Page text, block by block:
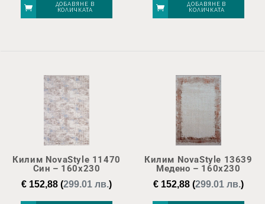
ДОБАВЯНЕ В
КОЛИЧКАТА
ДОБАВЯНЕ В
КОЛИЧКАТА
Килим NovaStyle 11470
Син – 160х230
€ 152,88 (299.01 лв.)
Килим NovaStyle 13639
Медено – 160х230
€152,88(299.01 лв.)